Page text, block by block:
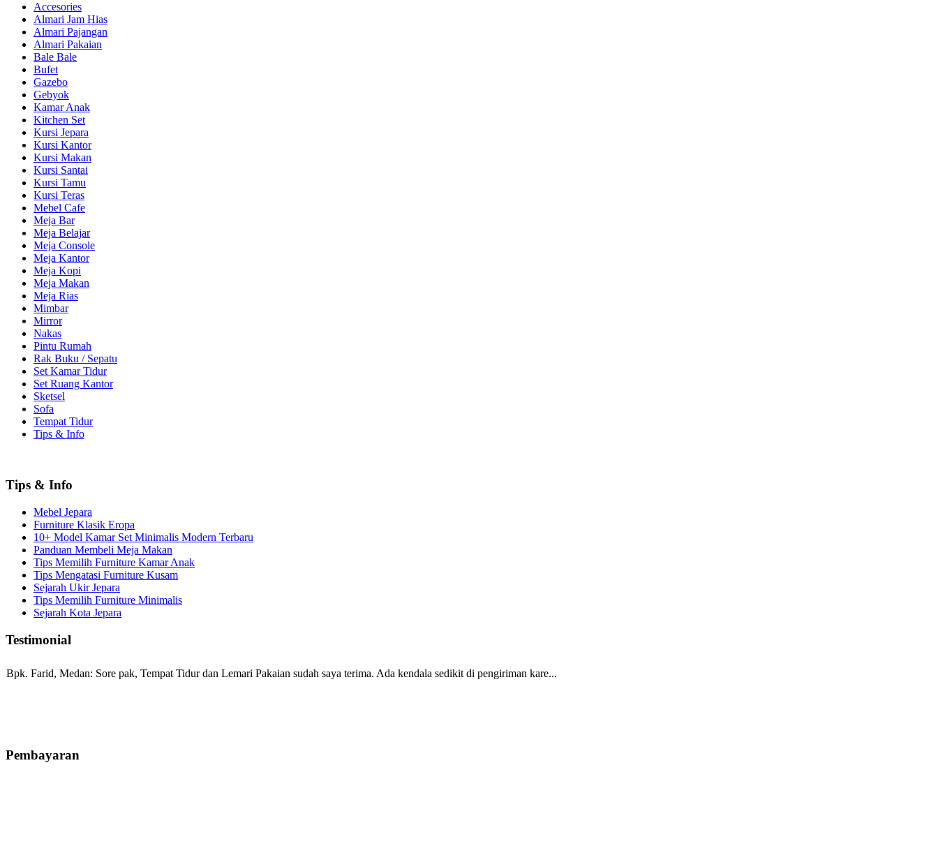
Accesories
Almari Jam Hias
Almari Pajangan
Almari Pakaian
Bale Bale
Bufet
Gazebo
Gebyok
Kamar Anak
Kitchen Set
Kursi Jepara
Kursi Kantor
Kursi Makan
Kursi Santai
Kursi Tamu
Kursi Teras
Mebel Cafe
Meja Bar
Meja Belajar
Meja Console
Meja Kantor
Meja Kopi
Meja Makan
Meja Rias
Mimbar
Mirror
Nakas
Pintu Rumah
Rak Buku / Sepatu
Set Kamar Tidur
Set Ruang Kantor
Sketsel
Sofa
Tempat Tidur
Tips & Info
Tips & Info
Mebel Jepara
Furniture Klasik Eropa
10+ Model Kamar Set Minimalis Modern Terbaru
Panduan Membeli Meja Makan
Tips Memilih Furniture Kamar Anak
Tips Mengatasi Furniture Kusam
Sejarah Ukir Jepara
Tips Memilih Furniture Minimalis
Sejarah Kota Jepara
Testimonial
Bpk. Farid, Medan: Sore pak, Tempat Tidur dan Lemari Pakaian sudah saya terima. Ada kendala sedikit di pengiriman kare...
Pembayaran